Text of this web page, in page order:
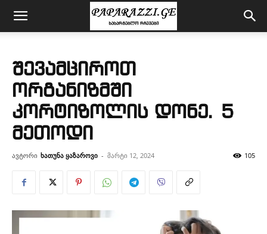
შევამციროთ
ორგანიზმში
კორტიზოლის დონე. 5
მეთოდი
ავტორი ხათუნა ყაზაროვი - მარტი 12, 2024 105